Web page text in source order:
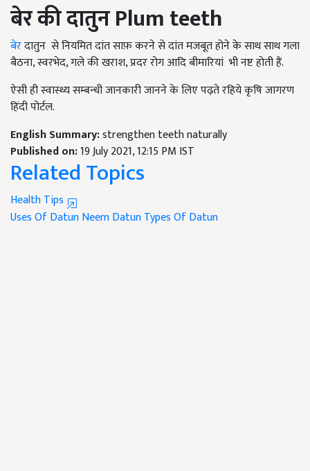
बेर की दातुनPlum teeth
बेरदातुन से नियमित दांत साफ़ करने से दांत मजबूत होने के साथ साथ गला
बैठना, स्वरभेद, गले की खराश, प्रदर रोग आदि बीमारियां भी नष्ट होती हैं.
ऐसी ही स्वास्थ्य सम्बन्धी जानकारी जानने के लिए पढ़ते रहिये कृषि जागरण
हिंदी पोर्टल.
English Summary:strengthen teeth naturally
Published on:19 July 2021, 12:15 PM IST
Related Topics
Health Tips
Uses Of DatunNeem DatunTypes Of Datun